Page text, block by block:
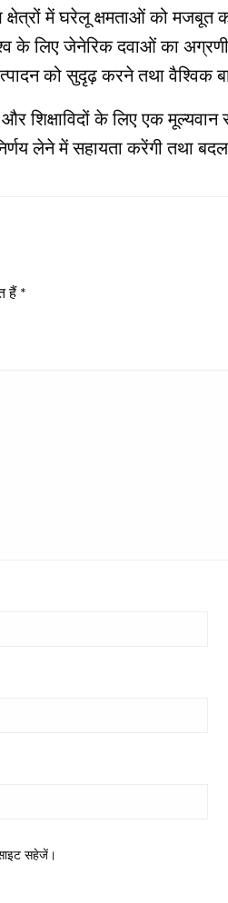
में घरेलू क्षमताओं को मजबूत
के लिए जेनेरिक दवाओं का
को सुदृढ़ करने तथा वैश्विक
शिक्षाविदों के लिए एक
लेने में सहायता करेंगी तथा
हैं *
सहेजें।